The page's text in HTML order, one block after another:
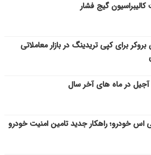
گیج فشار
بروکر برای کپی‌ تریدینگ در بازار معاملاتی
در ماه های آخر سال
خودرو؛ راهکار جدید تامین امنیت خودرو